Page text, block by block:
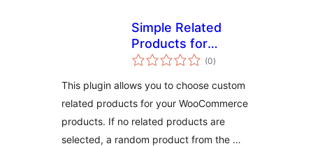
Simple Related
Products for
WooCommerce
(0загальний
рейтинг
)
This plugin allows you to choose custom
related products for your WooCommerce
products. If no related products are
selected, a random product from the …